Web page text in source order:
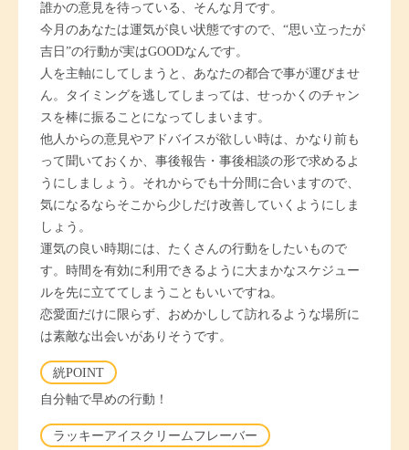
誰かの意見を待っている、そんな月です。
今月のあなたは運気が良い状態ですので、“思い立ったが
吉日”の行動が実はGOODなんです。
人を主軸にしてしまうと、あなたの都合で事が運びませ
ん。タイミングを逃してしまっては、せっかくのチャン
スを棒に振ることになってしまいます。
他人からの意見やアドバイスが欲しい時は、かなり前も
って聞いておくか、事後報告・事後相談の形で求めるよ
うにしましょう。それからでも十分間に合いますので、
気になるならそこから少しだけ改善していくようにしま
しょう。
運気の良い時期には、たくさんの行動をしたいもので
す。時間を有効に利用できるように大まかなスケジュー
ルを先に立ててしまうこともいいですね。
恋愛面だけに限らず、おめかしして訪れるような場所に
は素敵な出会いがありそうです。
絖POINT
自分軸で早めの行動！
ラッキーアイスクリームフレーバー